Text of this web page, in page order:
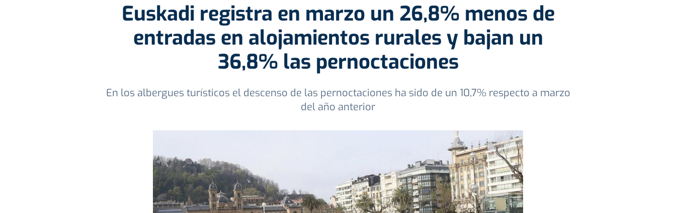
Euskadi registra en marzo un 26,8% menos de
entradas en alojamientos rurales y bajan un
36,8% las pernoctaciones
En los albergues turísticos el descenso de las pernoctaciones ha sido de un 10,7% respecto a marzo
del año anterior